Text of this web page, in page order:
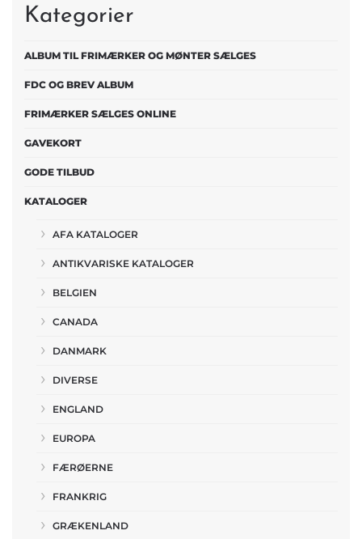
Kategorier
ALBUM TIL FRIMÆRKER OG MØNTER SÆLGES
FDC OG BREV ALBUM
FRIMÆRKER SÆLGES ONLINE
GAVEKORT
GODE TILBUD
KATALOGER
AFA KATALOGER
ANTIKVARISKE KATALOGER
BELGIEN
CANADA
DANMARK
DIVERSE
ENGLAND
EUROPA
FÆRØERNE
FRANKRIG
GRÆKENLAND